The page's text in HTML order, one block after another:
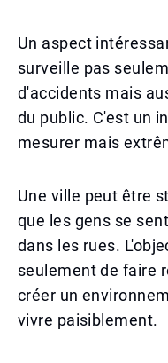
Un aspect
surveille pas
d'accidents mais
du public. C'est un
mesurer mais
Une ville peut être
que les gens se
dans les rues.
seulement de faire
créer un
vivre paisiblement.